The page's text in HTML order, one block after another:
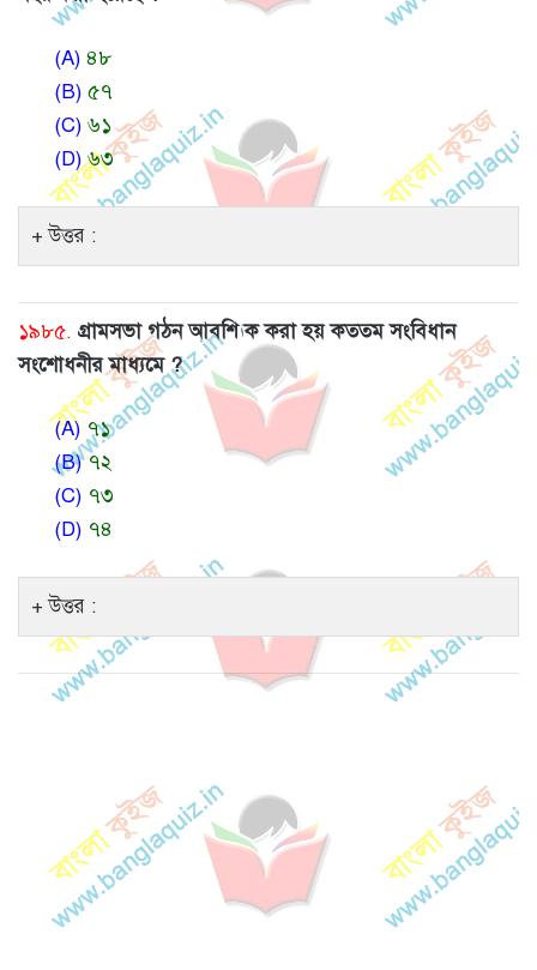
(A) ৪৮
(B) ৫৭
(C) ৬১
(D)৬৩
উত্তর :
১৯৮৫. গ্রামসভা গঠন আবশ্যিক করা হয় কততম সংবিধান
সংশোধনীর মাধ্যমে ?
(A) ৭১
(B)৭২
(C) ৭৩
(D) ৭৪
উত্তর :